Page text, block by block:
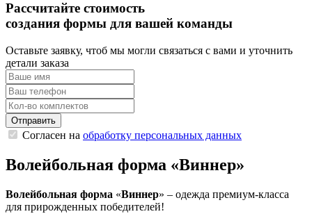
Рассчитайте стоимость
создания формы для вашей команды
Оставьте заявку, чтоб мы могли связаться с вами и уточнить
детали заказа
Согласен на обработку персональных данных
Волейбольная форма «Виннер»
Волейбольная форма «Виннер» – одежда премиум-класса
для прирожденных победителей!